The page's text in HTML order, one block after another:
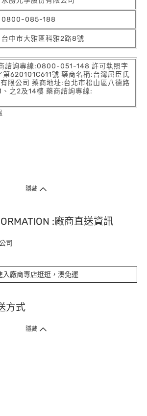
0800-085-188
台中市大雅區科雅2路8號
諮詢專線:0800-051-148 許可執照字
620101C611號 藥商名稱:台灣屈臣氏
限公司 藥商地址:台北市松山區八德路
、之2及14樓 藥商諮詢專線:
隱藏
:廠商直送資訊
司
入廠商專店逛逛，湊免運
方式
隱藏